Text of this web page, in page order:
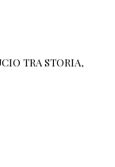
TRA STORIA,